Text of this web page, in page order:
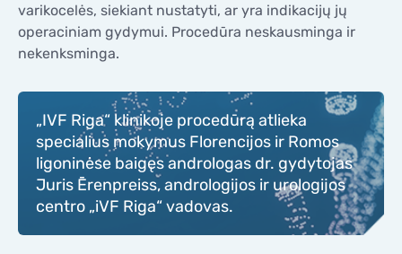
varikocelės, siekiant nustatyti, ar yra indikacijų jų
operaciniam gydymui. Procedūra neskausminga ir
nekenksminga.
„IVF Riga“ klinikoje procedūrą atlieka
specialius mokymus Florencijos ir Romos
ligoninėse baigęs andrologas dr. gydytojas
Juris Ērenpreiss, andrologijos ir urologijos
centro „iVF Riga“ vadovas.